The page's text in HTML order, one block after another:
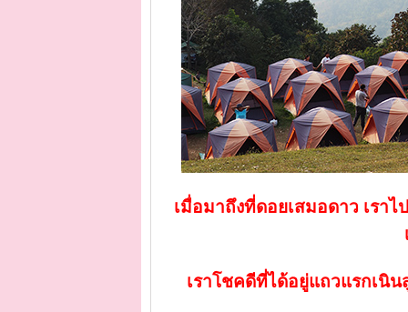
เมื่อมาถึงที่ดอยเสมอดาว เราไ
เราโชคดีที่ได้อยู่แถวแรกเนิ